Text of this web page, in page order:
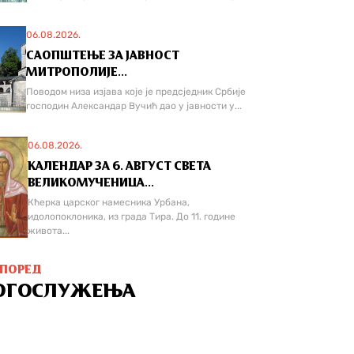
06.08.2026.
САОПШТЕЊЕ ЗА ЈАВНОСТ
МИТРОПОЛИЈЕ...
Поводом низа изјава које је предсједник Србије
господин Александар Вучић дао у јавности у...
06.08.2026.
КАЛЕНДАР ЗА 6. АВГУСТ СВЕТА
ВЕЛИКОМУЧЕНИЦА...
Кћерка царског намесника Урбана,
идолопоклоника, из града Тира. До 11. године
живота...